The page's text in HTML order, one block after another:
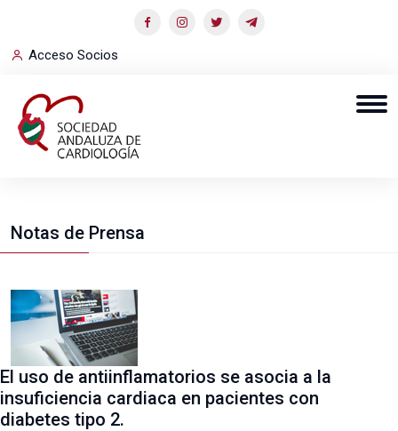
Acceso Socios
Notas de Prensa
El uso de antiinflamatorios se asocia a la
insuficiencia cardiaca en pacientes con
diabetes tipo 2.